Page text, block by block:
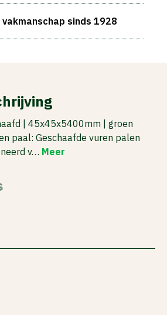
sinds 1928
| 45x45x5400mm | groen
paal: Geschaafde vuren palen
v… Meer